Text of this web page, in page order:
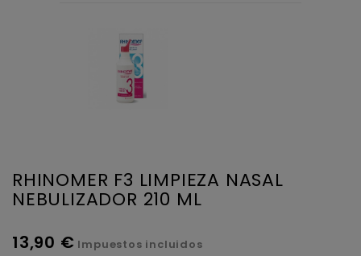
RHINOMER F3 LIMPIEZA NASAL
NEBULIZADOR 210 ML
13,90 € Impuestos incluidos